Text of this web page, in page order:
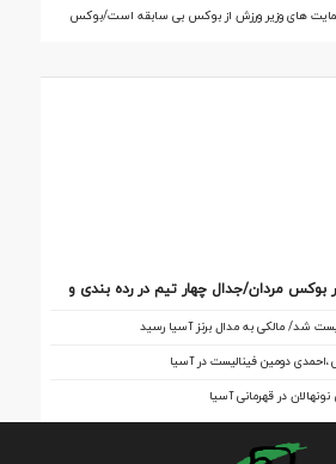
های وزیر ورزش از بوکس بی سابقه است/بوکس
بوکس مردان/جدال چهار تیم در رده بندی و
شد/ مالکی به مدال برنز آسیا رسید
دومین فینالیست در آسیا
در قهرمانی آسیا